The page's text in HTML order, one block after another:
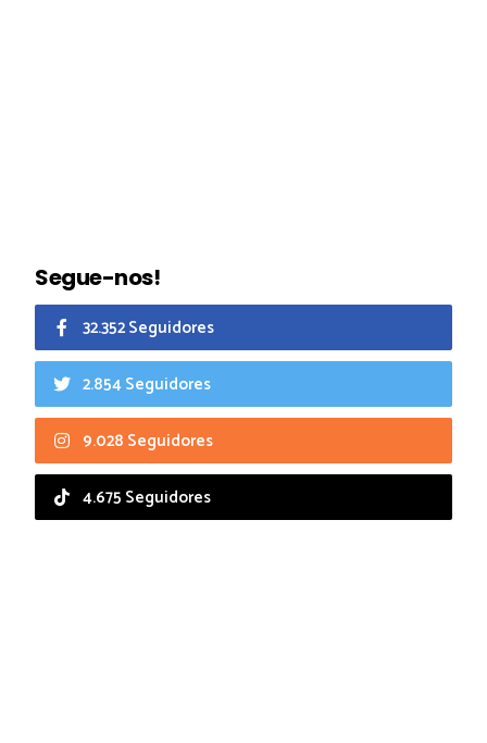
Segue-nos!
32.352 Seguidores
2.854 Seguidores
9.028 Seguidores
4.675 Seguidores